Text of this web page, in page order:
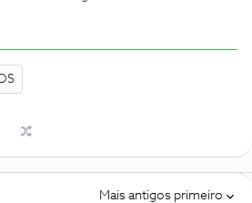
Mais antigos primeiro